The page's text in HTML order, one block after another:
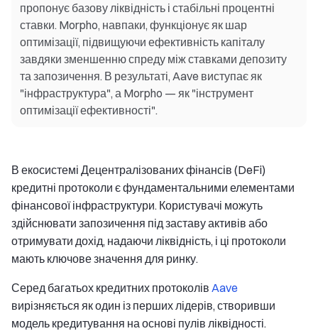
пропонує базову ліквідність і стабільні процентні
ставки. Morpho, навпаки, функціонує як шар
оптимізації, підвищуючи ефективність капіталу
завдяки зменшенню спреду між ставками депозиту
та запозичення. В результаті, Aave виступає як
"інфраструктура", а Morpho — як "інструмент
оптимізації ефективності".
В екосистемі Децентралізованих фінансів (DeFi)
кредитні протоколи є фундаментальними елементами
фінансової інфраструктури. Користувачі можуть
здійснювати запозичення під заставу активів або
отримувати дохід, надаючи ліквідність, і ці протоколи
мають ключове значення для ринку.
Серед багатьох кредитних протоколів Aave
вирізняється як один із перших лідерів, створивши
модель кредитування на основі пулів ліквідності.